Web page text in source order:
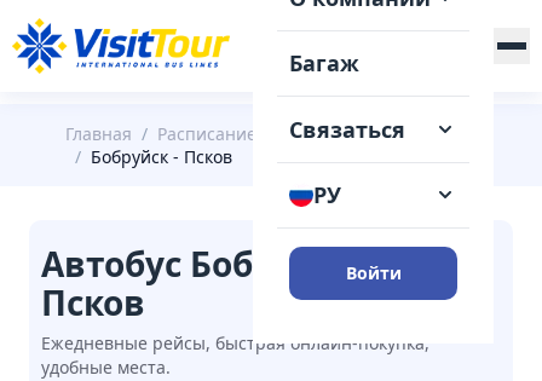
Багаж
Связаться
РУ
Войти
Главная / Расписание
Бобруйск
/ Бобруйск - Псков
Автобус Бобруйск →
Псков
Ежедневные рейсы, быстрая онлайн-покупка,
удобные места.